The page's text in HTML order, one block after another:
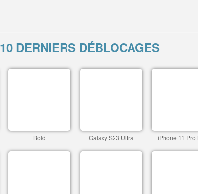
10 DERNIERS DÉBLOCAGES
Bold Galaxy S23 Ultra iPhone 11 Pro